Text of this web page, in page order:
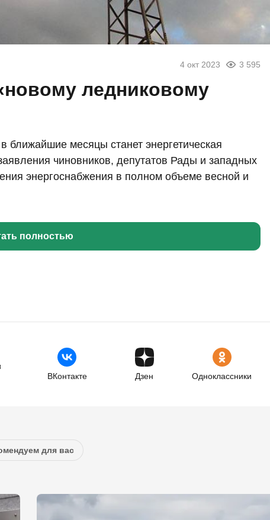
4 окт 2023 3 595
ледниковому
месяцы станет энергетическая
чиновников, депутатов Рады и западных
энергоснабжения в полном объеме весной и
полностью
ВКонтакте Дзен Одноклассники
для вас